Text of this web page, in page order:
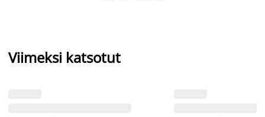
Viimeksi katsotut